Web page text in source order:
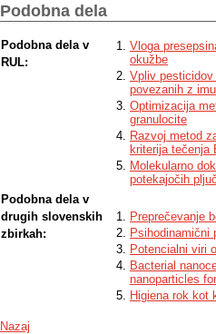
values of measured parameters in the
asymptomatic P. scaber. Isopods
innate immunity processes are induced
significant changes in humoral
infection.
Podobna dela
Podobna dela v
RUL:
Vloga
okužbe
Vpliv pesticidov
povezanih z
Optimizacija
granulocite
Razvoj metod
kriterija tečenja
Molekularno
potekajočih
Podobna dela v
drugih slovenskih
zbirkah:
Preprečevanje
Psihodinamični
Potencialni viri
Bacterial
nanoparticles
Higiena rok kot
Nazaj